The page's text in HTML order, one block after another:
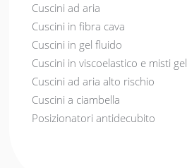
Cuscini ad aria
Cuscini in fibra cava
Cuscini in gel fluido
Cuscini in viscoelastico e misti gel
Cuscini ad aria alto rischio
Cuscini a ciambella
Posizionatori antidecubito